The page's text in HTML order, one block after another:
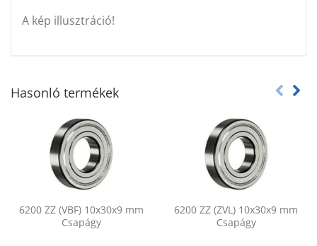
A kép illusztráció!
Hasonló termékek
6200 ZZ (VBF) 10x30x9 mm
Csapágy
6200 ZZ (ZVL) 10x30x9 mm
Csapágy